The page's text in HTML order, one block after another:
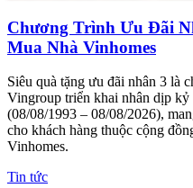
Chương Trình Ưu Đãi
Mua Nhà Vinhomes
Siêu quà tặng ưu đãi nhân 3 là
Vingroup triển khai nhân dịp kỷ
(08/08/1993 – 08/08/2026),
cho khách hàng thuộc cộng
Vinhomes.
Tin tức